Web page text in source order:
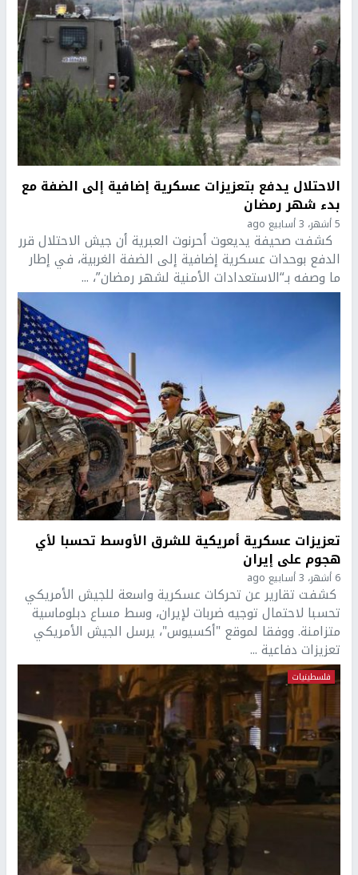
الاحتلال يدفع بتعزيزات عسكرية إضافية إلى الضفة مع
بدء شهر رمضان
5 أشهر، 3 أسابيع ago
كشفت صحيفة يديعوت أحرنوت العبرية أن جيش الاحتلال قرر
الدفع بوحدات عسكرية إضافية إلى الضفة الغربية، في إطار
ما وصفه بـ“الاستعدادات الأمنية لشهر رمضان”، ...
تعزيزات عسكرية أمريكية للشرق الأوسط تحسبا لأي
هجوم على إيران
6 أشهر، 3 أسابيع ago
كشفت تقارير عن تحركات عسكرية واسعة للجيش الأمريكي
تحسبا لاحتمال توجيه ضربات لإيران، وسط مساع دبلوماسية
متزامنة. ووفقا لموقع "أكسيوس"، يرسل الجيش الأمريكي
تعزيزات دفاعية ...
فلسطينيات